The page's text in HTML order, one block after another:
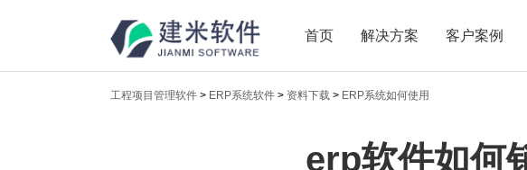
首页 解决方案 客户案例
工程项目管理软件 > ERP系统软件 > 资料下载 > ERP系统如何使用
erp软件如何